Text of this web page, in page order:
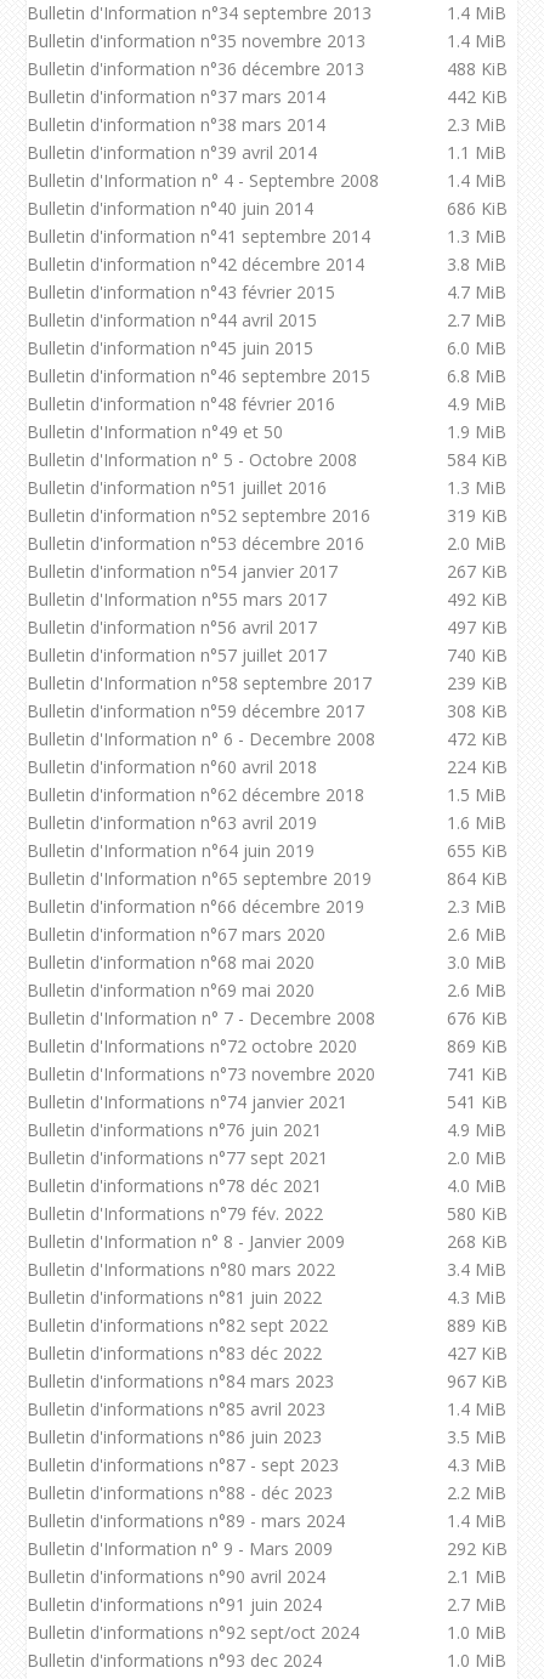
Bulletin d'Information n°34 septembre 2013
1.4 MiB
Bulletin d'information n°35 novembre 2013
1.4 MiB
Bulletin d'information n°36 décembre 2013
488 KiB
Bulletin d'information n°37 mars 2014
442 KiB
Bulletin d'information n°38 mars 2014
2.3 MiB
Bulletin d'information n°39 avril 2014
1.1 MiB
Bulletin d'Information n° 4 - Septembre 2008
1.4 MiB
Bulletin d'information n°40 juin 2014
686 KiB
Bulletin d'information n°41 septembre 2014
1.3 MiB
Bulletin d'information n°42 décembre 2014
3.8 MiB
Bulletin d'information n°43 février 2015
4.7 MiB
Bulletin d'information n°44 avril 2015
2.7 MiB
Bulletin d'information n°45 juin 2015
6.0 MiB
Bulletin d'information n°46 septembre 2015
6.8 MiB
Bulletin d'information n°48 février 2016
4.9 MiB
Bulletin d'Information n°49 et 50
1.9 MiB
Bulletin d'Information n° 5 - Octobre 2008
584 KiB
Bulletin d'information n°51 juillet 2016
1.3 MiB
Bulletin d'information n°52 septembre 2016
319 KiB
Bulletin d'information n°53 décembre 2016
2.0 MiB
Bulletin d'information n°54 janvier 2017
267 KiB
Bulletin d'Information n°55 mars 2017
492 KiB
Bulletin d'information n°56 avril 2017
497 KiB
Bulletin d'information n°57 juillet 2017
740 KiB
Bulletin d'Information n°58 septembre 2017
239 KiB
Bulletin d'information n°59 décembre 2017
308 KiB
Bulletin d'Information n° 6 - Decembre 2008
472 KiB
Bulletin d'information n°60 avril 2018
224 KiB
Bulletin d'information n°62 décembre 2018
1.5 MiB
Bulletin d'information n°63 avril 2019
1.6 MiB
Bulletin d'Information n°64 juin 2019
655 KiB
Bulletin d'Information n°65 septembre 2019
864 KiB
Bulletin d'information n°66 décembre 2019
2.3 MiB
Bulletin d'information n°67 mars 2020
2.6 MiB
Bulletin d'information n°68 mai 2020
3.0 MiB
Bulletin d'information n°69 mai 2020
2.6 MiB
Bulletin d'Information n° 7 - Decembre 2008
676 KiB
Bulletin d'Informations n°72 octobre 2020
869 KiB
Bulletin d'Informations n°73 novembre 2020
741 KiB
Bulletin d'Informations n°74 janvier 2021
541 KiB
Bulletin d'informations n°76 juin 2021
4.9 MiB
Bulletin d'informations n°77 sept 2021
2.0 MiB
Bulletin d'informations n°78 déc 2021
4.0 MiB
Bulletin d'Informations n°79 fév. 2022
580 KiB
Bulletin d'Information n° 8 - Janvier 2009
268 KiB
Bulletin d'Informations n°80 mars 2022
3.4 MiB
Bulletin d'informations n°81 juin 2022
4.3 MiB
Bulletin d'informations n°82 sept 2022
889 KiB
Bulletin d'informations n°83 déc 2022
427 KiB
Bulletin d'informations n°84 mars 2023
967 KiB
Bulletin d'informations n°85 avril 2023
1.4 MiB
Bulletin d'informations n°86 juin 2023
3.5 MiB
Bulletin d'informations n°87 - sept 2023
4.3 MiB
Bulletin d'informations n°88 - déc 2023
2.2 MiB
Bulletin d'informations n°89 - mars 2024
1.4 MiB
Bulletin d'Information n° 9 - Mars 2009
292 KiB
Bulletin d'informations n°90 avril 2024
2.1 MiB
Bulletin d'informations n°91 juin 2024
2.7 MiB
Bulletin d'informations n°92 sept/oct 2024
1.0 MiB
Bulletin d'informations n°93 dec 2024
1.0 MiB